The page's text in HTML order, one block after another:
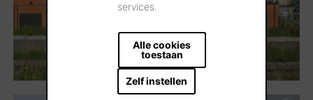
services.
Alle cookies
toestaan
Zelf instellen